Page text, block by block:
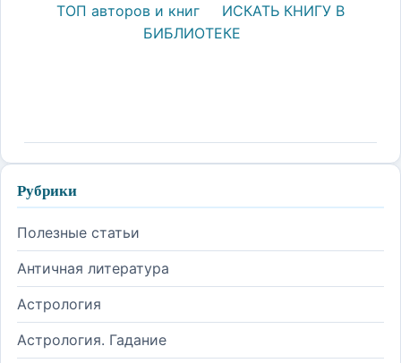
ТОП авторов и книг
ИСКАТЬ КНИГУ В
БИБЛИОТЕКЕ
Рубрики
Полезные статьи
Античная литература
Астрология
Астрология. Гадание